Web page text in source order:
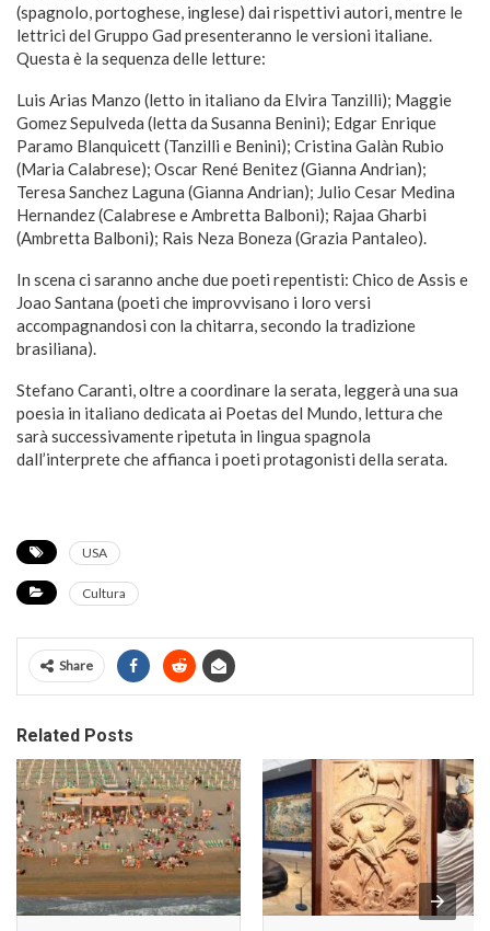
(spagnolo, portoghese, inglese) dai rispettivi autori, mentre le
lettrici del Gruppo Gad presenteranno le versioni italiane.
Questa è la sequenza delle letture:
Luis Arias Manzo (letto in italiano da Elvira Tanzilli); Maggie
Gomez Sepulveda (letta da Susanna Benini); Edgar Enrique
Paramo Blanquicett (Tanzilli e Benini); Cristina Galàn Rubio
(Maria Calabrese); Oscar René Benitez (Gianna Andrian);
Teresa Sanchez Laguna (Gianna Andrian); Julio Cesar Medina
Hernandez (Calabrese e Ambretta Balboni); Rajaa Gharbi
(Ambretta Balboni); Rais Neza Boneza (Grazia Pantaleo).
In scena ci saranno anche due poeti repentisti: Chico de Assis e
Joao Santana (poeti che improvvisano i loro versi
accompagnandosi con la chitarra, secondo la tradizione
brasiliana).
Stefano Caranti, oltre a coordinare la serata, leggerà una sua
poesia in italiano dedicata ai Poetas del Mundo, lettura che
sarà successivamente ripetuta in lingua spagnola
dall’interprete che affianca i poeti protagonisti della serata.
USA
Cultura
Share
Related Posts